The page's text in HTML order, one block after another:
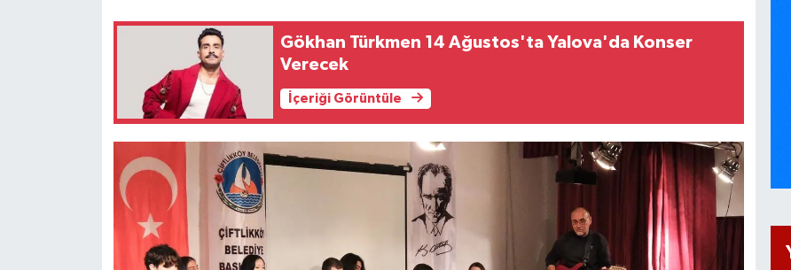
Gökhan Türkmen 14 Ağustos'ta Yalova'da Konser
Verecek
İçeriği Görüntüle